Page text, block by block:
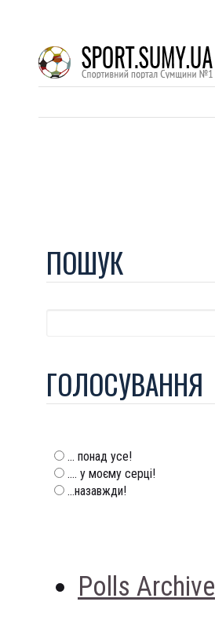
ПОШУК
ГОЛОСУВАННЯ
... понад усе!
.... у моєму серці!
...назавжди!
Polls Archive